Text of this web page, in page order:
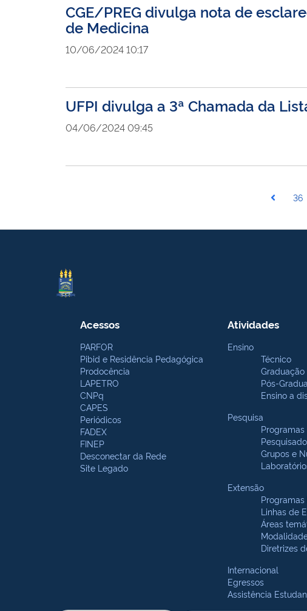
CGE/PREG divulga nota de
de Medicina
10/06/2024 10:17
UFPI divulga a 3ª Chamada da
04/06/2024 09:45
36
Acessos
PARFOR
Pibid e Residência Pedagógica
Prodocência
LAPETRO
CNPq
CAPES
Periódicos
FADEX
FINEP
Desconectar da Rede
Site Legado
Atividades
Ensino
Técnico
Graduação
Pós-
Ensino a
Pesquisa
Programas
Grupos e
Extensão
Linhas de
Áreas
Diretrizes
Internacional
Egressos
Assistência